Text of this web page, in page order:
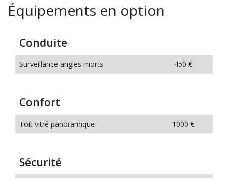
Équipements en option
Conduite
Surveillance angles morts 450 €
Confort
Toit vitré panoramique 1000 €
Sécurité